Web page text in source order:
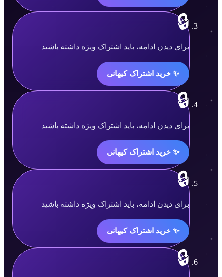
است.
🔒
محتوا
قفل
شده
است.
برای دیدن ادامه، باید اشتراک ویژه داشته باشید
✨ خرید اشتراک کیهانی
🔒
محتوا
قفل
شده
است.
برای دیدن ادامه، باید اشتراک ویژه داشته باشید
✨ خرید اشتراک کیهانی
🔒
محتوا
قفل
شده
است.
برای دیدن ادامه، باید اشتراک ویژه داشته باشید
✨ خرید اشتراک کیهانی
🔒